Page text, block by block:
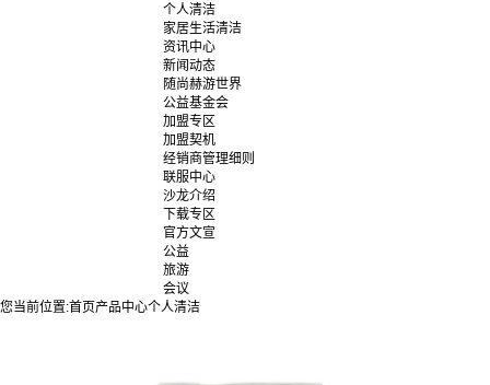
个人清洁
家居生活清洁
资讯中心
新闻动态
随尚赫游世界
公益基金会
加盟专区
加盟契机
经销商管理细则
联服中心
沙龙介绍
下载专区
官方文宣
公益
旅游
会议
您当前位置:首页产品中心个人清洁